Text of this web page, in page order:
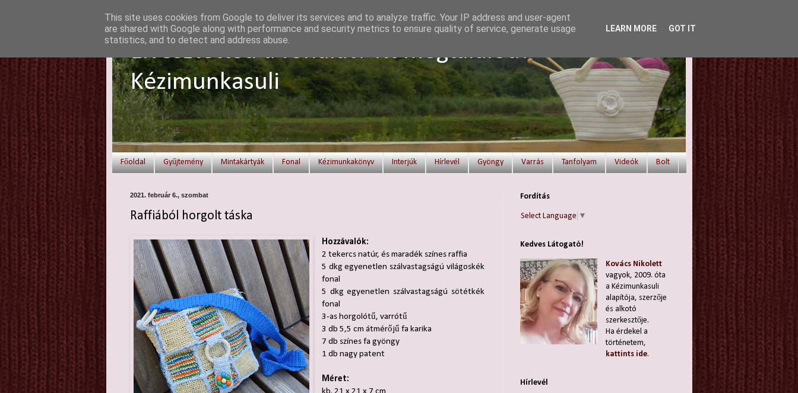
Elvesztetted a fonalat? Itt megtalálod!
Kézimunkasuli
Főoldal Gyűjtemény Mintakártyák Fonal Kézimunkakönyv Interjúk Hírlevél Gyöngy Varrás Tanfolyam Videók Bolt
2021. február 6., szombat
Raffiából horgolt táska
Hozzávalók:
2 tekercs natúr, és maradék színes raffia
5 dkg egyenetlen szálvastagságú világoskék
fonal
5 dkg egyenetlen szálvastagságú sötétkék
fonal
3-as horgolótű, varrótű
3 db 5,5 cm átmérőjű fa karika
7 db színes fa gyöngy
1 db nagy patent
Méret:
Fordítás
Select Language ▼
Kedves Látogató!
Kovács Nikolett
vagyok, 2009. óta
a Kézimunkasuli
alapítója, szerzője
és alkotó
szerkesztője.
Ha érdekel a
történetem,
kattints ide.
Hírlevél
This site uses cookies from Google to deliver its services and to analyze traffic. Your IP address and user-agent
are shared with Google along with performance and security metrics to ensure quality of service, generate usage
statistics, and to detect and address abuse.
LEARN MORE GOT IT